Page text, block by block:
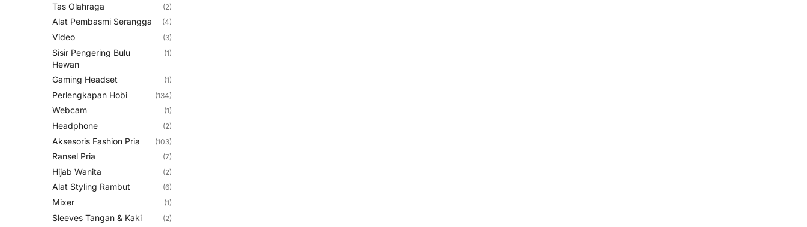
Tas Olahraga (2)
Alat Pembasmi Serangga (4)
Video (3)
Sisir Pengering Bulu
Hewan
(1)
Gaming Headset (1)
Perlengkapan Hobi (134)
Webcam (1)
Headphone (2)
Aksesoris Fashion Pria (103)
Ransel Pria (7)
Hijab Wanita (2)
Alat Styling Rambut (6)
Mixer (1)
Sleeves Tangan & Kaki (2)